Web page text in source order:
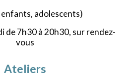
adolescents)
de 7h30 à 20h30, sur rendez-
vous
Ateliers